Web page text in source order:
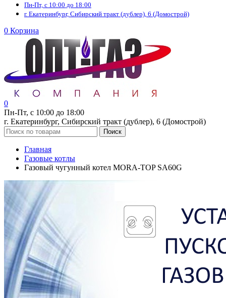
Пн-Пт, с 10:00 до 18:00
г. Екатеринбург, Сибирский тракт (дублер), 6 (Домострой)
0 Корзина
0
Пн-Пт, с 10:00 до 18:00
г. Екатеринбург, Сибирский тракт (дублер), 6 (Домострой)
Поиск
Главная
Газовые котлы
Газовый чугунный котел MORA-TOP SA60G